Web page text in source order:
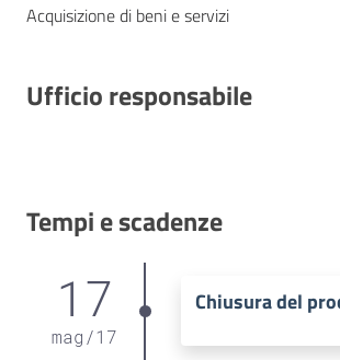
Acquisizione di beni e servizi
Ufficio responsabile
Tempi e scadenze
17
mag /17
Chiusura del